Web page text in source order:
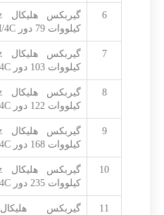
6
کیلووات 79 دور MR373-112M/4C
7
کیلووات 103 دور MR372-112M/4C
8
کیلووات 122 دور MR272-112M/4C
9
کیلووات 168 دور MR272-112M/4C
10
کیلووات 235 دور MR272-112M/4C
11